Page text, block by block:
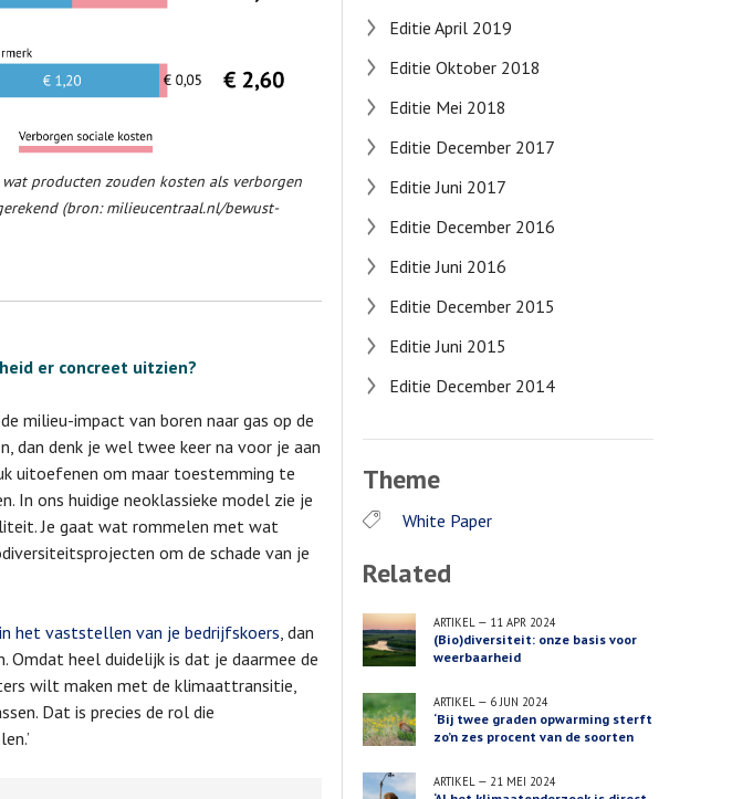
producten zouden kosten als verborgen
(bron: milieucentraal.nl/bewust-
er concreet uitzien?
milieu-impact van boren naar gas op de
dan denk je wel twee keer na voor je aan
uitoefenen om maar toestemming te
In ons huidige neoklassieke model zie je
Je gaat wat rommelen met wat
om de schade van je
het vaststellen van je bedrijfskoers, dan
Omdat heel duidelijk is dat je daarmee de
wilt maken met de klimaattransitie,
Dat is precies de rol die
Editie April 2019
Editie Oktober 2018
Editie Mei 2018
Editie December 2017
Editie Juni 2017
Editie December 2016
Editie Juni 2016
Editie December 2015
Editie Juni 2015
Editie December 2014
Theme
White Paper
Related
ARTIKEL — 11 APR 2024
(Bio)diversiteit: onze basis voor
weerbaarheid
ARTIKEL — 6 JUN 2024
‘Bij twee graden opwarming sterft
zo’n zes procent van de soorten
ARTIKEL — 21 MEI 2024